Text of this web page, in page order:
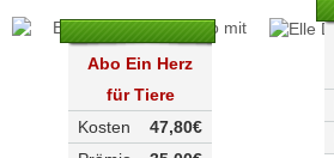
Abo Ein Herz
für Tiere
47,80€
Kosten